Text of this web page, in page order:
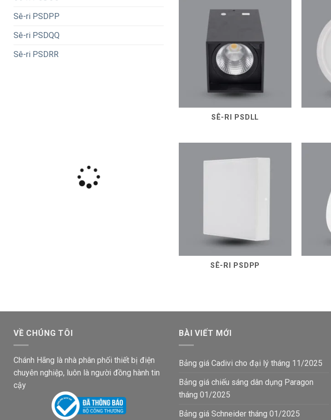
Sê-ri PSDPP
Sê-ri PSDQQ
Sê-ri PSDRR
SÊ-RI PSDLL
SÊ-RI PSDPP
VỀ CHÚNG TÔI
Chánh Hãng là nhà phân phối thiết bị điện
chuyên nghiệp, luôn là người đồng hành tin
cậy
BÀI VIẾT MỚI
Bảng giá Cadivi cho đại lý tháng 11/2025
Bảng giá chiếu sáng dân dụng Paragon
tháng 01/2025
Bảng giá Schneider tháng 01/2025